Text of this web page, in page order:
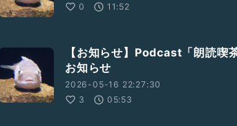
0
11:52
【お知らせ】Podcast「朗読喫
お知らせ
2026-05-16 22:27:30
3
05:53